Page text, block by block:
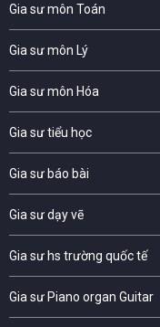
Gia sư môn Toán
Gia sư môn Lý
Gia sư môn Hóa
Gia sư tiểu học
Gia sư báo bài
Gia sư dạy vẽ
Gia sư hs trường quốc tế
Gia sư Piano organ Guitar